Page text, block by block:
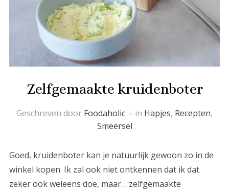
Zelfgemaakte kruidenboter
Geschreven door Foodaholic in Hapjes, Recepten,
Smeersel
Goed, kruidenboter kan je natuurlijk gewoon zo in de
winkel kopen. Ik zal ook niet ontkennen dat ik dat
zeker ook weleens doe, maar… zelfgemaakte